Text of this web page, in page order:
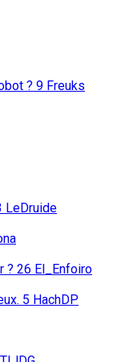
? 9 Freuks
LeDruide
? 26 El_Enfoiro
5 HachDP